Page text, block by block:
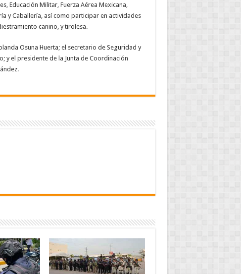
Educación Militar, Fuerza Aérea Mexicana,
y Caballería, así como participar en actividades
canino, y tirolesa.
Osuna Huerta; el secretario de Seguridad y
y el presidente de la Junta de Coordinación